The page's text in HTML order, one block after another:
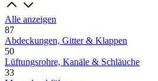
Alle anzeigen
87
Abdeckungen, Gitter & Klappen
50
Lüftungsrohre, Kanäle & Schläuche
33